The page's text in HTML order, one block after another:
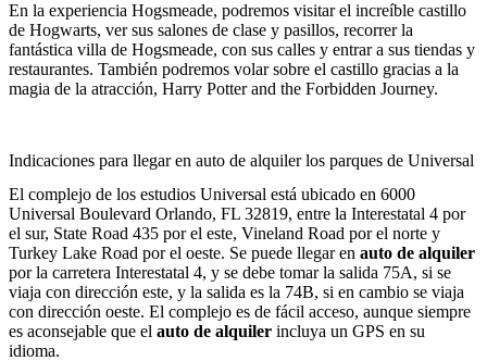
En la experiencia Hogsmeade, podremos visitar el increíble castillo
de Hogwarts, ver sus salones de clase y pasillos, recorrer la
fantástica villa de Hogsmeade, con sus calles y entrar a sus tiendas y
restaurantes. También podremos volar sobre el castillo gracias a la
magia de la atracción, Harry Potter and the Forbidden Journey.
Indicaciones para llegar en auto de alquiler los parques de Universal
El complejo de los estudios Universal está ubicado en 6000
Universal Boulevard Orlando, FL 32819, entre la Interestatal 4 por
el sur, State Road 435 por el este, Vineland Road por el norte y
Turkey Lake Road por el oeste. Se puede llegar en auto de alquiler
por la carretera Interestatal 4, y se debe tomar la salida 75A, si se
viaja con dirección este, y la salida es la 74B, si en cambio se viaja
con dirección oeste. El complejo es de fácil acceso, aunque siempre
es aconsejable que el auto de alquiler incluya un GPS en su
idioma.